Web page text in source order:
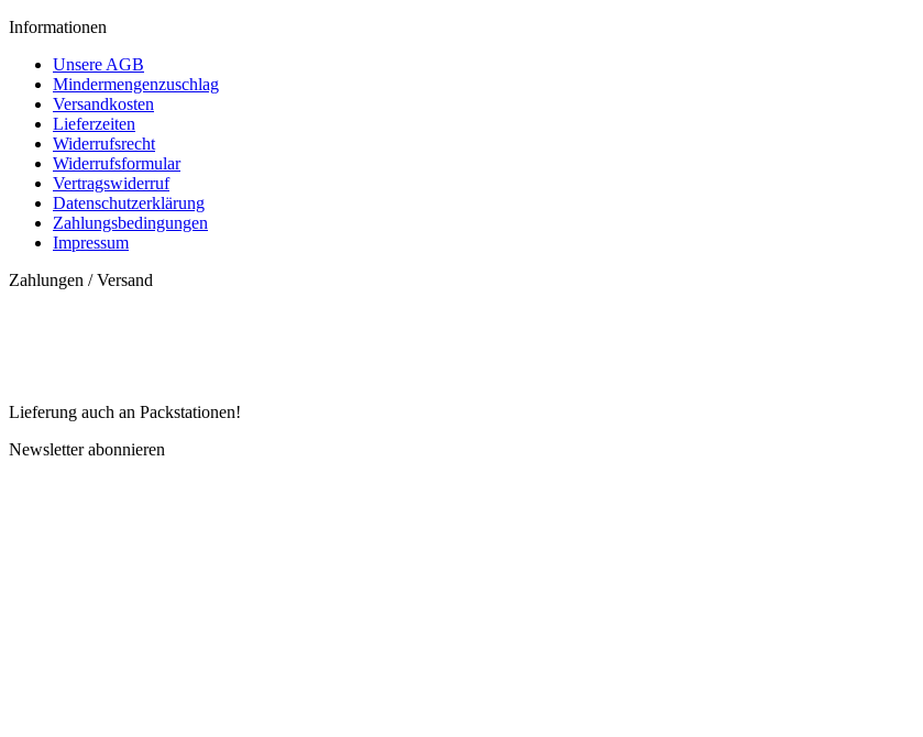
Informationen
Unsere AGB
Mindermengenzuschlag
Versandkosten
Lieferzeiten
Widerrufsrecht
Widerrufsformular
Vertragswiderruf
Datenschutzerklärung
Zahlungsbedingungen
Impressum
Zahlungen / Versand
Lieferung auch an Packstationen!
Newsletter abonnieren